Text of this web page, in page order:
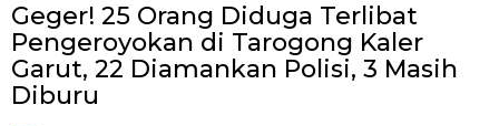
Geger! 25 Orang Diduga Terlibat
Pengeroyokan di Tarogong Kaler
Garut, 22 Diamankan Polisi, 3 Masih
Diburu